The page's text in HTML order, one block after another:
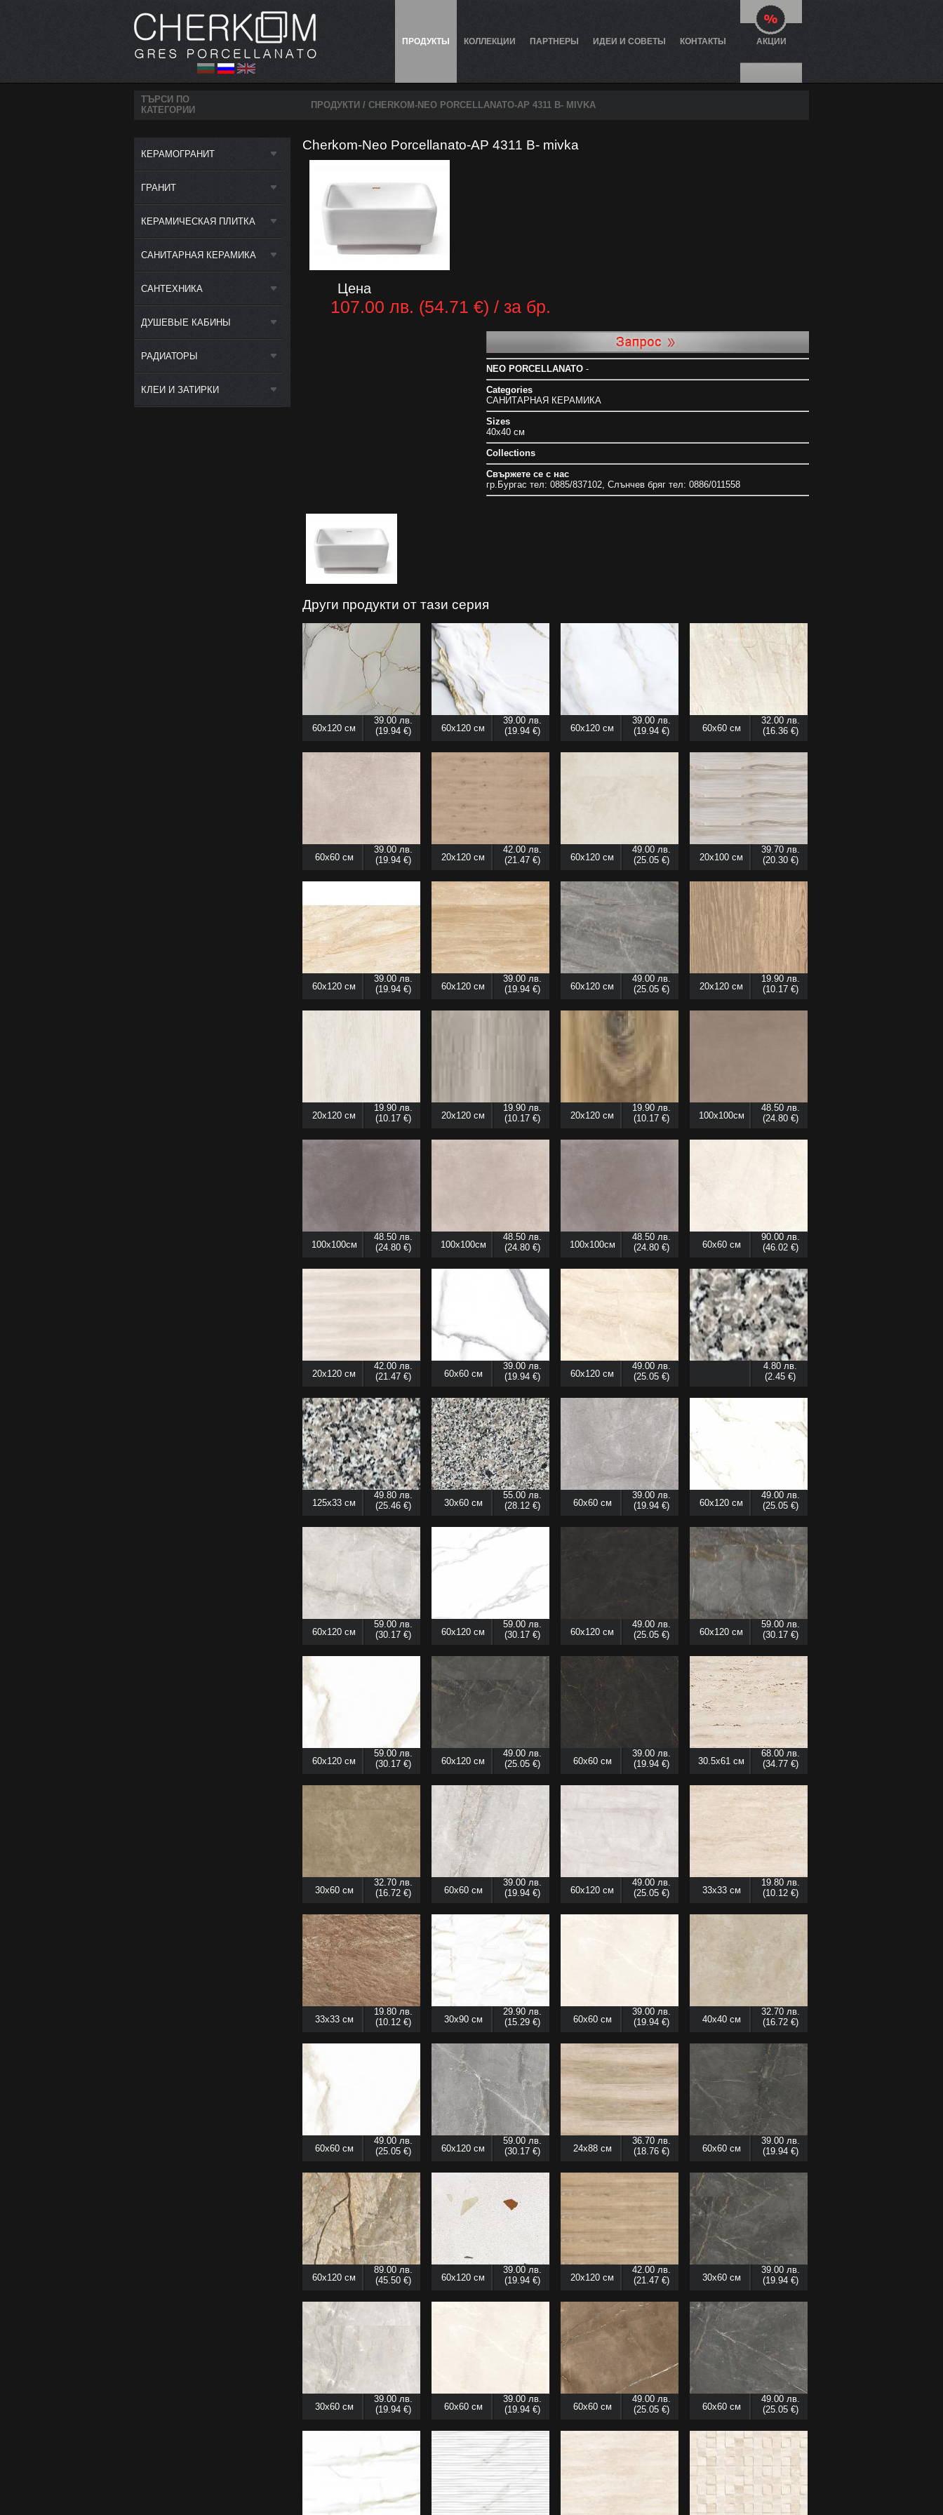
ПРОДУКТЫ КОЛЛЕКЦИИ ПАРТНЕРЫ ИДЕИ И СОВЕТЫ КОНТАКТЫ АКЦИИ
ТЪРСИ ПО
КАТЕГОРИИ
ПРОДУКТИ / CHERKOM-NEO PORCELLANATO-AP 4311 B- MIVKA
КЕРАМОГРАНИТ
ГРАНИТ
КЕРАМИЧЕСКАЯ ПЛИТКА
САНИТАРНАЯ КЕРАМИКА
САНТЕХНИКА
ДУШЕВЫЕ КАБИНЫ
РАДИАТОРЫ
КЛЕИ И ЗАТИРКИ
Cherkom-Neo Porcellanato-AP 4311 B- mivka
Цена
107.00 лв. (54.71 €) / за бр.
NEO PORCELLANATO -
Categories
САНИТАРНАЯ КЕРАМИКА
Sizes
40x40 см
Collections
Свържете се с нас
гр.Бургас тел: 0885/837102, Слънчев бряг тел: 0886/011558
Други продукти от тази серия
60x120 см
39.00 лв.
(19.94 €)
60x120 см
39.00 лв.
(19.94 €)
60x120 см
39.00 лв.
(19.94 €)
60x60 см
32.00 лв.
(16.36 €)
60x60 см
39.00 лв.
(19.94 €)
20x120 см
42.00 лв.
(21.47 €)
60x120 см
49.00 лв.
(25.05 €)
20x100 см
39.70 лв.
(20.30 €)
60x120 см
39.00 лв.
(19.94 €)
60x120 см
39.00 лв.
(19.94 €)
60x120 см
49.00 лв.
(25.05 €)
20x120 см
19.90 лв.
(10.17 €)
20x120 см
19.90 лв.
(10.17 €)
20x120 см
19.90 лв.
(10.17 €)
20x120 см
19.90 лв.
(10.17 €)
100x100см
48.50 лв.
(24.80 €)
100x100см
48.50 лв.
(24.80 €)
100x100см
48.50 лв.
(24.80 €)
100x100см
48.50 лв.
(24.80 €)
60x60 см
90.00 лв.
(46.02 €)
20x120 см
42.00 лв.
(21.47 €)
60x60 см
39.00 лв.
(19.94 €)
60x120 см
49.00 лв.
(25.05 €)
4.80 лв.
(2.45 €)
125x33 см
49.80 лв.
(25.46 €)
30x60 см
55.00 лв.
(28.12 €)
60x60 см
39.00 лв.
(19.94 €)
60x120 см
49.00 лв.
(25.05 €)
60x120 см
59.00 лв.
(30.17 €)
60x120 см
59.00 лв.
(30.17 €)
60x120 см
49.00 лв.
(25.05 €)
60x120 см
59.00 лв.
(30.17 €)
60x120 см
59.00 лв.
(30.17 €)
60x120 см
49.00 лв.
(25.05 €)
60x60 см
39.00 лв.
(19.94 €)
30.5x61 см
68.00 лв.
(34.77 €)
30x60 см
32.70 лв.
(16.72 €)
60x60 см
39.00 лв.
(19.94 €)
60x120 см
49.00 лв.
(25.05 €)
33x33 см
19.80 лв.
(10.12 €)
33x33 см
19.80 лв.
(10.12 €)
30x90 см
29.90 лв.
(15.29 €)
60x60 см
39.00 лв.
(19.94 €)
40x40 см
32.70 лв.
(16.72 €)
60x60 см
49.00 лв.
(25.05 €)
60x120 см
59.00 лв.
(30.17 €)
24x88 см
36.70 лв.
(18.76 €)
60x60 см
39.00 лв.
(19.94 €)
60x120 см
89.00 лв.
(45.50 €)
60x120 см
39.00 лв.
(19.94 €)
20x120 см
42.00 лв.
(21.47 €)
30x60 см
39.00 лв.
(19.94 €)
30x60 см
39.00 лв.
(19.94 €)
60x60 см
39.00 лв.
(19.94 €)
60x60 см
49.00 лв.
(25.05 €)
60x60 см
49.00 лв.
(25.05 €)